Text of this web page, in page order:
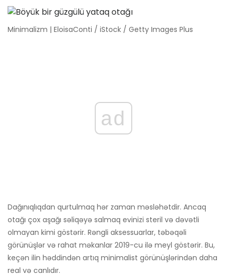
Minimalizm | EloisaConti / iStock / Getty Images Plus
ad
Dağınıqlıqdan qurtulmaq hər zaman məsləhətdir. Ancaq
otağı çox aşağı səliqəyə salmaq evinizi steril və dəvətli
olmayan kimi göstərir. Rəngli aksessuarlar, təbəqəli
görünüşlər və rahat məkanlar 2019-cu ilə meyl göstərir. Bu,
keçən ilin həddindən artıq minimalist görünüşlərindən daha
real və canlıdır.